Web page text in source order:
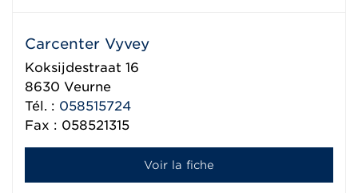
Carcenter Vyvey
Koksijdestraat 16
8630 Veurne
Tél. : 058515724
Fax : 058521315
Voir la fiche